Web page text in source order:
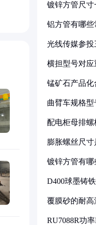
镀锌方管尺
铝方管有哪些
光线传媒参
横担型号对应
锰矿石产品化
曲臂车规格型
配电柜母排
膨胀螺丝尺寸
镀锌方管有
D400球墨铸
覆膜砂的耐
RU7088R功